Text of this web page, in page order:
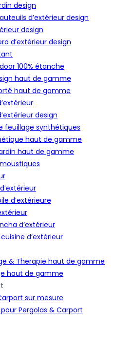
design
d’extérieur design
design
d’extérieur design
100% étanche
haut de gamme
haut de gamme
design
feuillage synthétiques
haut de gamme
haut de gamme
d’extérieure
d’extérieur
d’extérieur
& Therapie haut de gamme
haut de gamme
sur mesure
Pergolas & Carport